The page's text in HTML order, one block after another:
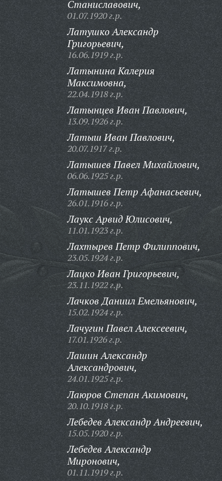
Станиславович,
01.07.1920 г.р.
Латушко Александр
Григорьевич,
16.06.1919 г.р.
Латынина Калерия
Максимовна,
22.04.1918 г.р.
Латынцев Иван Павлович,
13.09.1926 г.р.
Латыш Иван Павлович,
20.07.1917 г.р.
Латышев Павел Михайлович,
06.06.1925 г.р.
Латышев Петр Афанасьевич,
26.01.1916 г.р.
Лаукс Арвид Юлисович,
11.01.1923 г.р.
Лахтырев Петр Филиппович,
23.05.1924 г.р.
Лацко Иван Григорьевич,
23.11.1922 г.р.
Лачков Даниил Емельянович,
15.02.1924 г.р.
Лачугин Павел Алексеевич,
17.01.1926 г.р.
Лашин Александр
Александрович,
24.01.1925 г.р.
Лаюров Степан Акимович,
20.10.1918 г.р.
Лебедев Александр Андреевич,
15.05.1920 г.р.
Лебедев Александр
Миронович,
01.11.1919 г.р.